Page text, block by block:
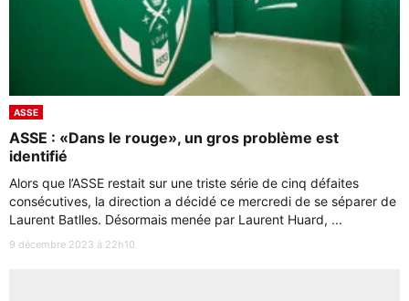
ASSE
ASSE : «Dans le rouge», un gros problème est
identifié
Alors que l’ASSE restait sur une triste série de cinq défaites
consécutives, la direction a décidé ce mercredi de se séparer de
Laurent Batlles. Désormais menée par Laurent Huard, ...
9 décembre 2023 à 22h10